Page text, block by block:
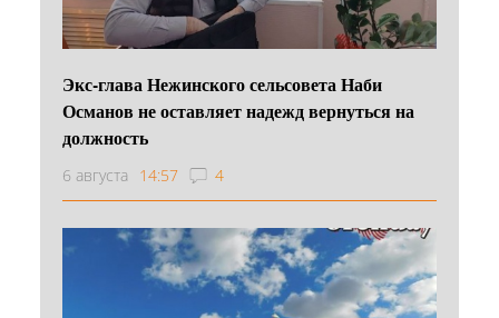
Экс-глава Нежинского сельсовета Наби
Османов не оставляет надежд вернуться на
должность
6 августа 14:57 4